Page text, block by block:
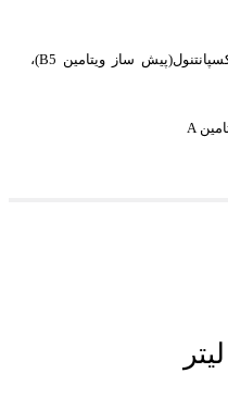
روغن معدنی، آلانتوئین، سیمن۵-ال، دکسپانتنول(پیش ساز ویتامین B5)،